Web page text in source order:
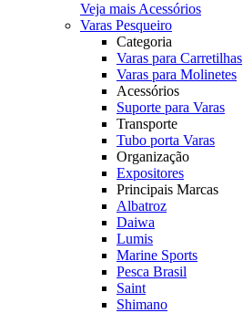
Veja mais Acessórios
Varas Pesqueiro
Categoria
Varas para Carretilhas
Varas para Molinetes
Acessórios
Suporte para Varas
Transporte
Tubo porta Varas
Organização
Expositores
Principais Marcas
Albatroz
Daiwa
Lumis
Marine Sports
Pesca Brasil
Saint
Shimano